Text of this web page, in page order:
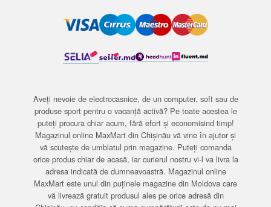
Aveți nevoie de electrocasnice, de un computer, soft sau de
produse sport pentru o vacanță activă? Pe toate acestea le
puteți procura chiar acum, fără efort și economisind timp!
Magazinul online MaxMart din Chișinău vă vine în ajutor și
vă scutește de umblatul prin magazine. Puteți comanda
orice produs chiar de acasă, iar curierul nostru vi-l va livra la
adresa indicată de dumneavoastră. Magazinul online
MaxMart este unul din puținele magazine din Moldova care
vă livrează gratuit produsul ales pe orice adresă din